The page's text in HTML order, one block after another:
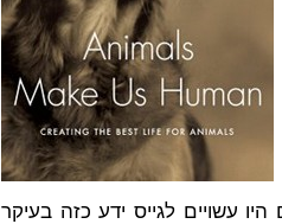
עשויים לגייס ידע כזה בעיקר